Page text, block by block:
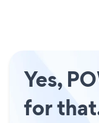
Yes,
for